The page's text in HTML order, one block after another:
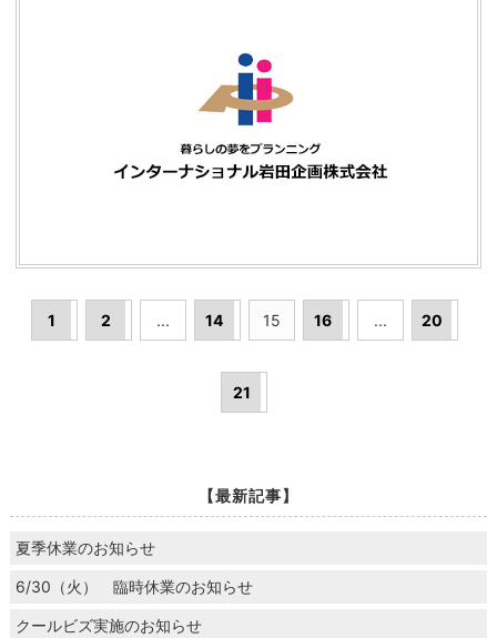
1 2 ... 14 15 16 ... 20
21
【最新記事】
夏季休業のお知らせ
6/30（火） 臨時休業のお知らせ
クールビズ実施のお知らせ